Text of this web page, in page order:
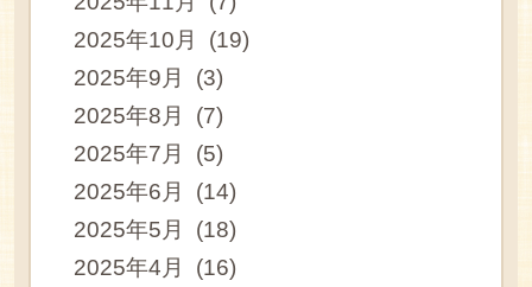
2025年10月 (19)
2025年9月 (3)
2025年8月 (7)
2025年7月 (5)
2025年6月 (14)
2025年5月 (18)
2025年4月 (16)